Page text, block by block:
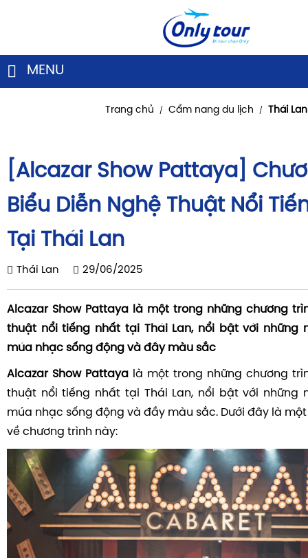
MENU
Trang chủ / Cẩm nang du lịch / Thái Lan
[Alcazar Show Pattaya]
Biểu Diễn Nghệ Thuật Nổi
Tại Thái Lan
Thái Lan 29/06/2025
Alcazar Show Pattaya là một trong những chương
thuật nổi tiếng nhất tại Thái Lan, nổi bật với những
múa nhạc sống động và đầy màu sắc
Alcazar Show Pattaya là một trong những chương
thuật nổi tiếng nhất tại Thái Lan, nổi bật với những
múa nhạc sống động và đầy màu sắc. Dưới đây là
về chương trình này: